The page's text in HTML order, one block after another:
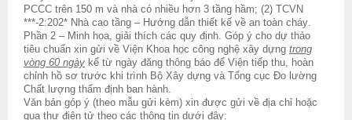
PCCC trên 150 m và nhà có nhiều hơn 3 tầng hầm; (2) TCVN
***-2:202* Nhà cao tầng – Hướng dẫn thiết kế về an toàn cháy.
Phần 2 – Minh họa, giải thích các quy định. Góp ý cho dự thảo
tiêu chuẩn xin gửi về Viện Khoa học công nghệ xây dựng trong
vòng 60 ngày kể từ ngày đăng thông báo để Viện tiếp thu, hoàn
chỉnh hồ sơ trước khi trình Bộ Xây dựng và Tổng cục Đo lường
Chất lượng thẩm định ban hành.
Văn bản góp ý (theo mẫu gửi kèm) xin được gửi về địa chỉ hoặc
qua thư điện tử theo các thông tin dưới đây: